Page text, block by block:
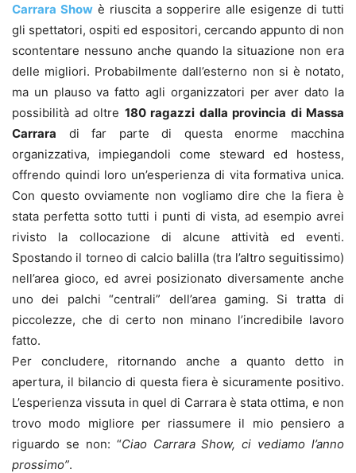
Carrara Showè riuscita a sopperire alle esigenze di tutti
gli spettatori, ospiti ed espositori, cercando appunto di non
scontentare nessuno anche quando la situazione non era
delle migliori. Probabilmente dall’esterno non si è notato,
ma un plauso va fatto agli organizzatori per aver dato la
possibilità ad oltre 180 ragazzi dalla provincia di Massa
Carrara di far parte di questa enorme macchina
organizzativa, impiegandoli come steward ed hostess,
offrendo quindi loro un’esperienza di vita formativa unica.
Con questo ovviamente non vogliamo dire che la fiera è
stata perfetta sotto tutti i punti di vista, ad esempio avrei
rivisto la collocazione di alcune attività ed eventi.
Spostando il torneo di calcio balilla (tra l’altro seguitissimo)
nell’area gioco, ed avrei posizionato diversamente anche
uno dei palchi “centrali” dell’area gaming. Si tratta di
piccolezze, che di certo non minano l’incredibile lavoro
fatto.
Per concludere, ritornando anche a quanto detto in
apertura, il bilancio di questa fiera è sicuramente positivo.
L’esperienza vissuta in quel di Carrara è stata ottima, e non
trovo modo migliore per riassumere il mio pensiero a
riguardo se non: “Ciao Carrara Show, ci vediamo l’anno
prossimo”.